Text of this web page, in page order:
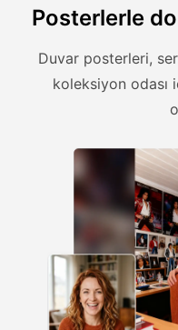
Posterlerle
Duvar posterleri,
koleksiyon odası